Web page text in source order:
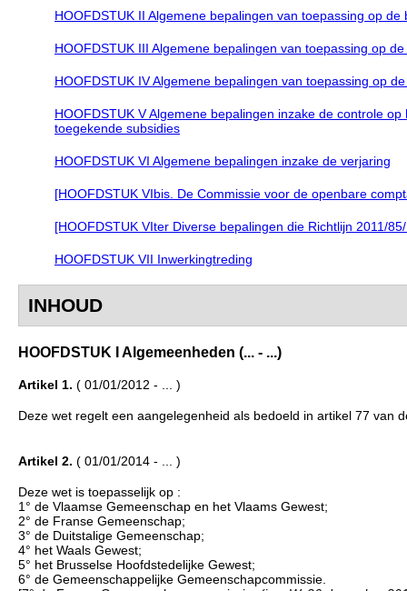
HOOFDSTUK II Algemene bepalingen van toepassing op de
HOOFDSTUK III Algemene bepalingen van toepassing op
HOOFDSTUK IV Algemene bepalingen van toepassing op
HOOFDSTUK V Algemene bepalingen inzake de controle
toegekende subsidies
HOOFDSTUK VI Algemene bepalingen inzake de verjaring
[HOOFDSTUK VIbis. De Commissie voor de openbare
[HOOFDSTUK VIter Diverse bepalingen die Richtlijn 2011/
HOOFDSTUK VII Inwerkingtreding
INHOUD
HOOFDSTUK I Algemeenheden (... - ...)
Artikel 1. ( 01/01/2012 - ... )
Deze wet regelt een aangelegenheid als bedoeld in artikel 77 van
Artikel 2. ( 01/01/2014 - ... )
Deze wet is toepasselijk op :
1° de Vlaamse Gemeenschap en het Vlaams Gewest;
2° de Franse Gemeenschap;
3° de Duitstalige Gemeenschap;
4° het Waals Gewest;
5° het Brusselse Hoofdstedelijke Gewest;
6° de Gemeenschappelijke Gemeenschapcommissie.